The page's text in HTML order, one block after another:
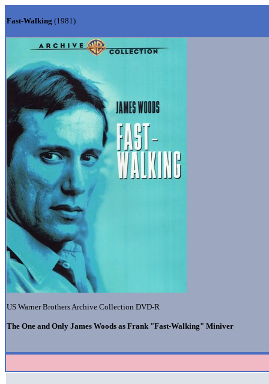
Fast-Walking (1981)
US Warner Brothers Archive Collection DVD-R
The One and Only James Woods as Frank "Fast-Walking" Miniver